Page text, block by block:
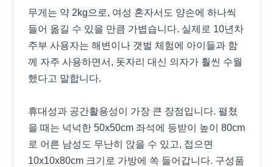
무게는 약 2kg으로, 여성 혼자서도 양손에 하나씩
들어 옮길 수 있을 만큼 가볍습니다. 실제로 10년차
주부 사용자는 해변이나 갯벌 체험에 아이들과 함
께 자주 사용하면서, 돗자리 대신 의자가 훨씬 수월
했다고 말합니다.
휴대성과 공간활용성이 가장 큰 장점입니다. 펼쳤
을 때는 넉넉한 50x50cm 좌석에 등받이 높이 80cm
로 어른 남성도 무난히 앉을 수 있고, 접으면
10x10x80cm 크기로 가방에 쏙 들어갑니다. 구성품